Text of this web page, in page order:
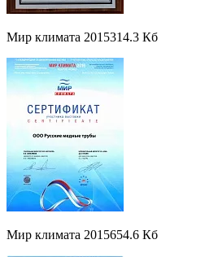
Мир климата 2015314.3 Кб
Мир климата 2015654.6 Кб